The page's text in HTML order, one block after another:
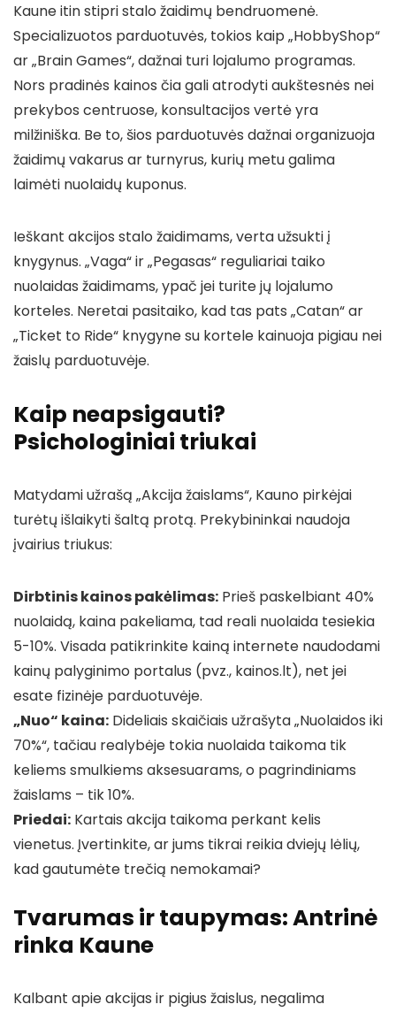
Kaune itin stipri stalo žaidimų bendruomenė.
Specializuotos parduotuvės, tokios kaip „HobbyShop“
ar „Brain Games“, dažnai turi lojalumo programas.
Nors pradinės kainos čia gali atrodyti aukštesnės nei
prekybos centruose, konsultacijos vertė yra
milžiniška. Be to, šios parduotuvės dažnai organizuoja
žaidimų vakarus ar turnyrus, kurių metu galima
laimėti nuolaidų kuponus.
Ieškant akcijos stalo žaidimams, verta užsukti į
knygynus. „Vaga“ ir „Pegasas“ reguliariai taiko
nuolaidas žaidimams, ypač jei turite jų lojalumo
korteles. Neretai pasitaiko, kad tas pats „Catan“ ar
„Ticket to Ride“ knygyne su kortele kainuoja pigiau nei
žaislų parduotuvėje.
Kaip neapsigauti?
Psichologiniai triukai
Matydami užrašą „Akcija žaislams“, Kauno pirkėjai
turėtų išlaikyti šaltą protą. Prekybininkai naudoja
įvairius triukus:
Dirbtinis kainos pakėlimas: Prieš paskelbiant 40%
nuolaidą, kaina pakeliama, tad reali nuolaida tesiekia
5-10%. Visada patikrinkite kainą internete naudodami
kainų palyginimo portalus (pvz., kainos.lt), net jei
esate fizinėje parduotuvėje.
„Nuo“ kaina: Dideliais skaičiais užrašyta „Nuolaidos iki
70%“, tačiau realybėje tokia nuolaida taikoma tik
keliems smulkiems aksesuarams, o pagrindiniams
žaislams – tik 10%.
Priedai: Kartais akcija taikoma perkant kelis
vienetus. Įvertinkite, ar jums tikrai reikia dviejų lėlių,
kad gautumėte trečią nemokamai?
Tvarumas ir taupymas: Antrinė
rinka Kaune
Kalbant apie akcijas ir pigius žaislus, negalima